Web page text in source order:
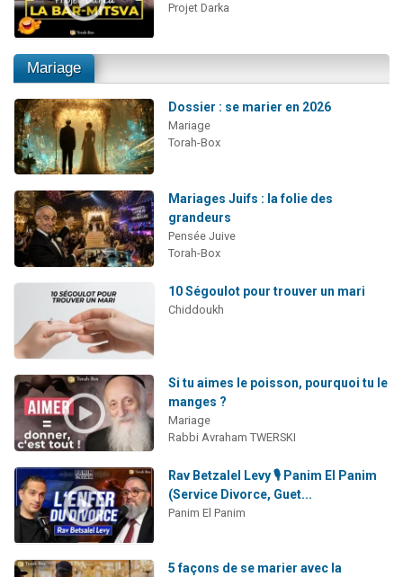
Projet Darka
Mariage
Dossier : se marier en 2026
Mariage
Torah-Box
Mariages Juifs : la folie des
grandeurs
Pensée Juive
Torah-Box
10 Ségoulot pour trouver un mari
Chiddoukh
Si tu aimes le poisson, pourquoi tu le
manges ?
Mariage
Rabbi Avraham TWERSKI
Rav Betzalel Levy 🎙️ Panim El Panim
(Service Divorce, Guet...
Panim El Panim
5 façons de se marier avec la